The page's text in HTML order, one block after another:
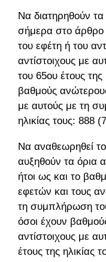
Να διατηρηθούν
σήμερα στο άρθρο
του εφέτη ή του
αντίστοιχους με
του 65ου έτους της
βαθμούς
με αυτούς με τη
ηλικίας τους: 888
Να αναθεωρηθεί
αυξηθούν τα όρια
ήτοι ως και το
εφετών και τους
τη συμπλήρωση του
όσοι έχουν
αντίστοιχους με
έτους της ηλικίας